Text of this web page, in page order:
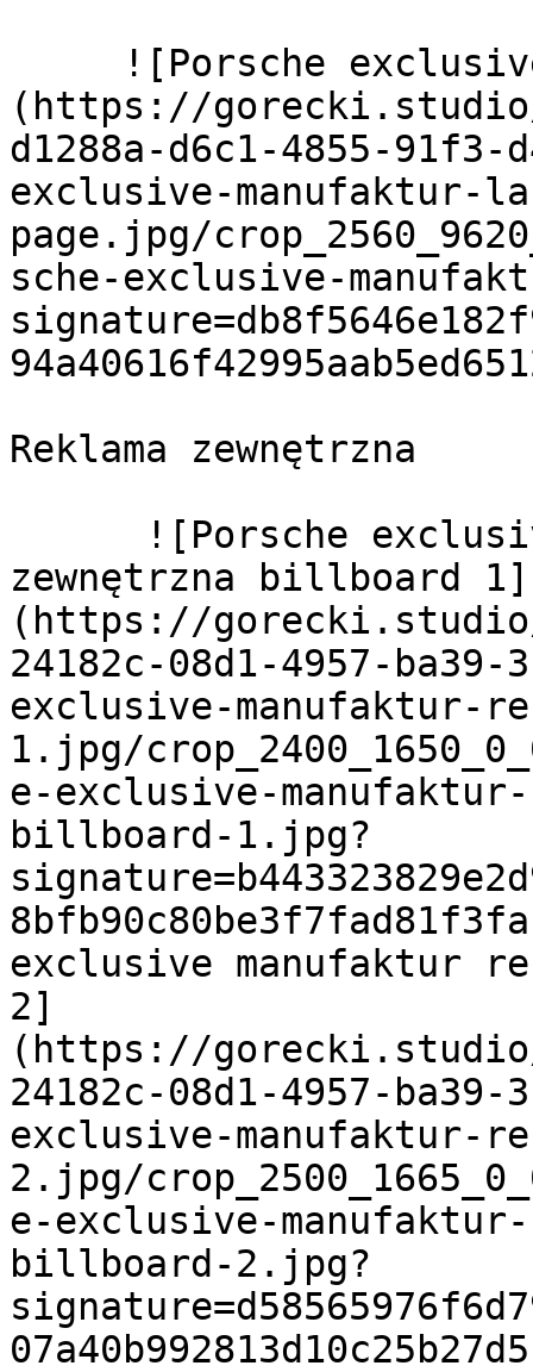
(https://
d1288a-d6c1-4855-91f3-
exclusive-manufaktur-
page.jpg/
sche-exclusive-
Reklama zewnętrzna
zewnętrzna billboard 1]
(https://
24182c-08d1-4957-ba39-
exclusive-manufaktur-
1.jpg/
e-exclusive-
billboard-1.jpg?
exclusive manufaktur
2]
(https://
24182c-08d1-4957-ba39-
exclusive-manufaktur-
2.jpg/
e-exclusive-
billboard-2.jpg?